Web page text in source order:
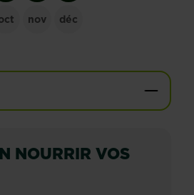
nov déc
NOURRIR VOS